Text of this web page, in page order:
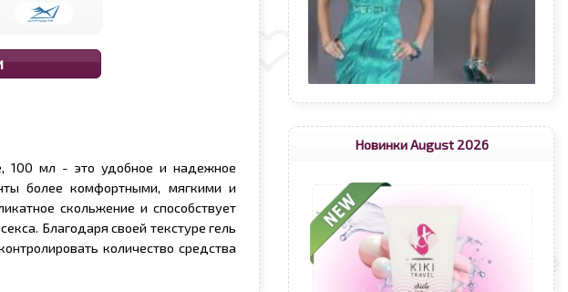
100 мл - это удобное и надежное
более комфортными, мягкими и
скольжение и способствует
Благодаря своей текстуре гель
количество средства
Новинки August 2026